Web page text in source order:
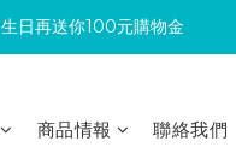
滿300回饋10%購物金
生日再送你100元購物金
滿300回饋10%購物金
商品情報 聯絡我們